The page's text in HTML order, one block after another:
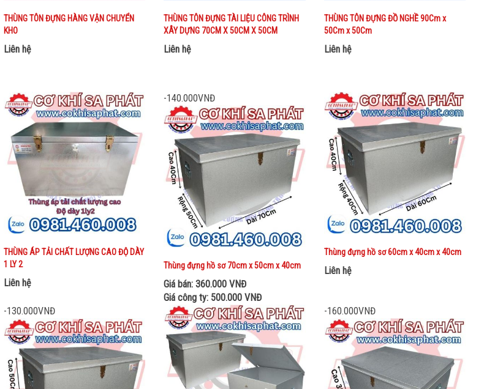
THÙNG TÔN ĐỰNG HÀNG VẬN CHUYỂN
KHO
Liên hệ
THÙNG TÔN ĐỰNG TÀI LIỆU CÔNG TRÌNH
XÂY DỰNG 70CM X 50CM X 50CM
Liên hệ
THÙNG TÔN ĐỰNG ĐỒ NGHỀ 90Cm x
50Cm x 50Cm
Liên hệ
THÙNG ÁP TẢI CHẤT LƯỢNG CAO ĐỘ DÀY
1 LY 2
Liên hệ
-140.000VNĐ
Thùng đựng hồ sơ 70cm x 50cm x 40cm
Giá bán: 360.000 VNĐ
Giá công ty: 500.000 VNĐ
Thùng đựng hồ sơ 60cm x 40cm x 40cm
Liên hệ
-130.000VNĐ -160.000VNĐ